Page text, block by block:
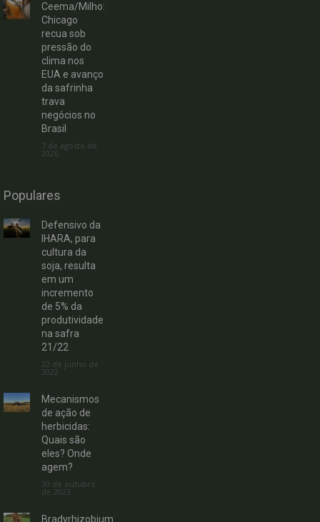
Ceema/Milho:
Chicago
recua sob
pressão do
clima nos
EUA e avanço
da safrinha
trava
negócios no
Brasil
7 de agosto de
2026
Populares
Defensivo da
IHARA, para
cultura da
soja, resulta
em um
incremento
de 5% da
produtividade
na safra
21/22
22 de junho de
2022
Mecanismos
de ação de
herbicidas:
Quais são
eles? Onde
agem?
30 de outubro
de 2023
Bradyrhizobium